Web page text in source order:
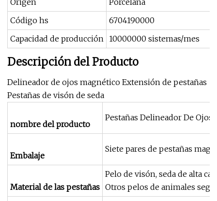
Origen
Porcelana
Código hs
6704190000
Capacidad de producción 10000000 sistemas/mes
Descripción del Producto
Delineador de ojos magnético Extensión de pestañas
Pestañas de visón de seda
nombre del producto
Pestañas Delineador De Ojos
Embalaje
Siete pares de pestañas
Material de las pestañas
Pelo de visón, seda de alta
Otros pelos de animales